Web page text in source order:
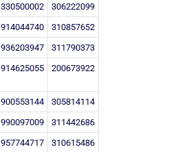
330500002
306222099
914044740
310857652
936203947
311790373
914625055 200673922
900553144
305814114
990097009
311442686
957744717
310615486